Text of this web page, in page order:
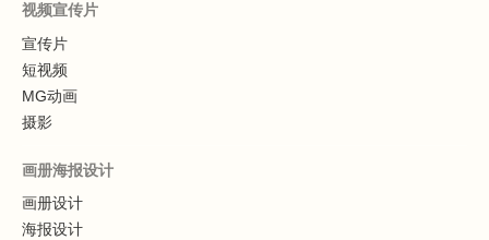
视频宣传片
宣传片
短视频
MG动画
摄影
画册海报设计
画册设计
海报设计